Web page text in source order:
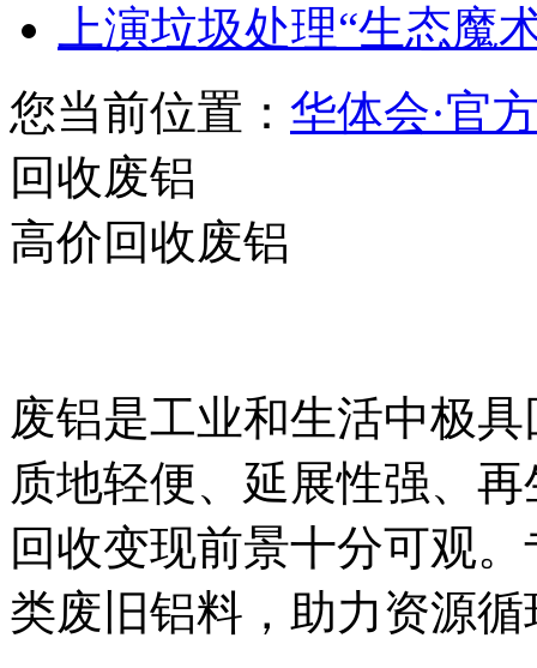
上演垃圾处理“生态魔
您当前位置： 华体会·官
回收废铝
高价回收废铝
废铝是工业和生活中极
质地轻便、延展性强、
回收变现前景十分可观
类废旧铝料，助力资源